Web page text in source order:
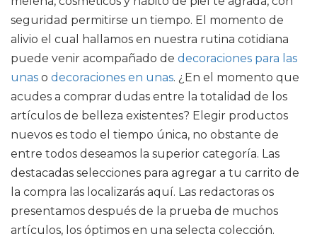
seguridad permitirse un tiempo. El momento de
alivio el cual hallamos en nuestra rutina cotidiana
puede venir acompañado de decoraciones para las
unas o decoraciones en unas. ¿En el momento que
acudes a comprar dudas entre la totalidad de los
artículos de belleza existentes? Elegir productos
nuevos es todo el tiempo única, no obstante de
entre todos deseamos la superior categoría. Las
destacadas selecciones para agregar a tu carrito de
la compra las localizarás aquí. Las redactoras os
presentamos después de la prueba de muchos
artículos, los óptimos en una selecta colección.